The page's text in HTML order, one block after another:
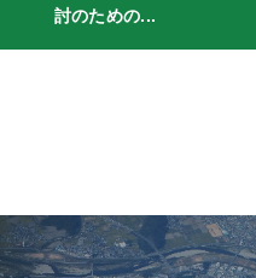
討のための...